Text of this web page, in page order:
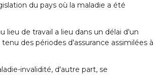
du pays où la maladie a été
lieu de travail a lieu dans un délai d'un
des périodes d'assurance assimilées à
invalidité, d'autre part, se